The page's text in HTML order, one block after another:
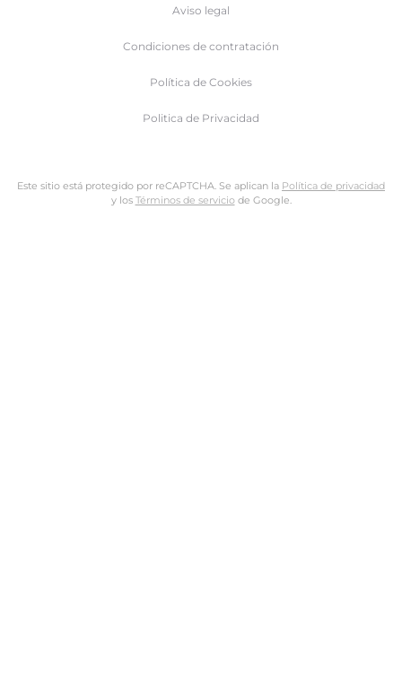
Aviso legal
Condiciones de contratación
Política de Cookies
Politica de Privacidad
Este sitio está protegido por reCAPTCHA. Se aplican la Política de privacidad
y los Términos de serviciode Google.